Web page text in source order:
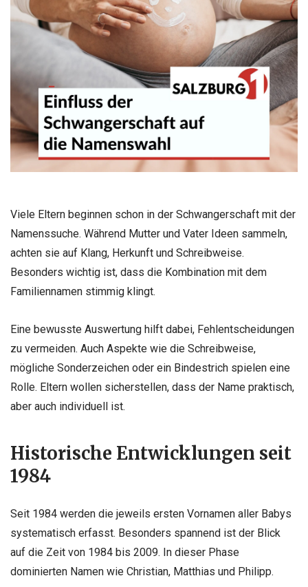
Viele Eltern beginnen schon in der Schwangerschaft mit der
Namenssuche. Während Mutter und Vater Ideen sammeln,
achten sie auf Klang, Herkunft und Schreibweise.
Besonders wichtig ist, dass die Kombination mit dem
Familiennamen stimmig klingt.
Eine bewusste Auswertung hilft dabei, Fehlentscheidungen
zu vermeiden. Auch Aspekte wie die Schreibweise,
mögliche Sonderzeichen oder ein Bindestrich spielen eine
Rolle. Eltern wollen sicherstellen, dass der Name praktisch,
aber auch individuell ist.
Historische Entwicklungen seit
1984
Seit 1984 werden die jeweils ersten Vornamen aller Babys
systematisch erfasst. Besonders spannend ist der Blick
auf die Zeit von 1984 bis 2009. In dieser Phase
dominierten Namen wie Christian, Matthias und Philipp.